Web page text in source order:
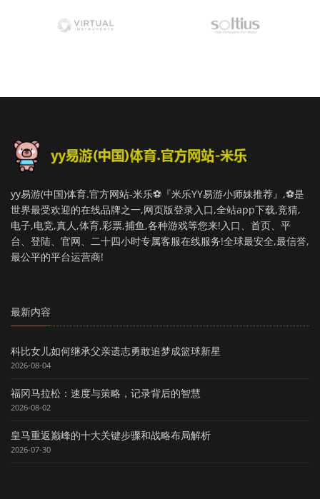
yy易游(中国)体育.官方网站-米乐⚽️『米乐YY易游小师妹推荐』,⚽️是
世界最受欢迎的在线品牌之一,网页版登录入口,全站app下载,竞猜,
电子,电竞,真人,体育,彩票,捕鱼,各种游戏等您来!入口、首页、平
台、登陆、官网、二十四小时专属客服在线服务!全球最安全,最信誉,
最公平的平台运营商!
最新内容
科比女儿如何继承父亲遗志勇敢追梦成篮球新星
2026-08-04
福冈马拉松：速度与策略，记录背后的智慧
2026-08-02
皇马重返巅峰的十大关键步骤和战略布局解析
2026-07-30